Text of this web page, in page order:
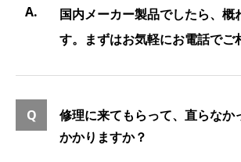
国内メーカー製品でしたら、概
す。まずはお気軽にお電話でご
修理に来てもらって、直らなか
かかりますか？